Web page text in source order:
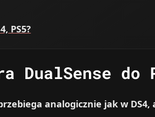
PS5?
DualSense do
analogicznie jak w DS4,